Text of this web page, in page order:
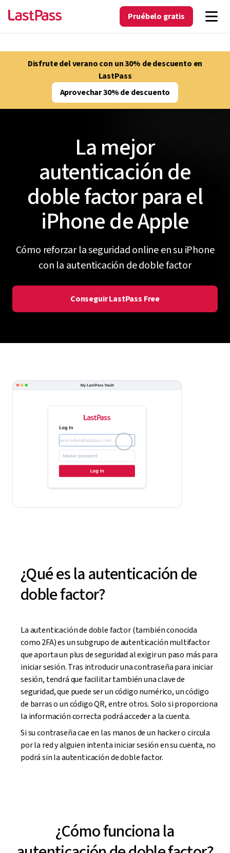
Pruébelo gratis
Disfrute del verano con un 30% de descuento en
LastPass
Aprovechar 30% de descuento
La mejor
autenticación de
doble factor para el
iPhone de Apple
Cómo reforzar la seguridad online en su iPhone
con la autenticación de doble factor
Conseguir LastPass Free
¿Qué es la autenticación de
doble factor?
La autenticación de doble factor (también conocida
como 2FA) es un subgrupo de autenticación multifactor
que aporta un plus de seguridad al exigir un paso más para
iniciar sesión. Tras introducir una contraseña para iniciar
sesión, tendrá que facilitar también una clave de
seguridad, que puede ser un código numérico, un código
de barras o un código QR, entre otros. Solo si proporciona
la información correcta podrá acceder a la cuenta.
Si su contraseña cae en las manos de un hacker o circula
por la red y alguien intenta iniciar sesión en su cuenta, no
podrá sin la autenticación de doble factor.
¿Cómo funciona la